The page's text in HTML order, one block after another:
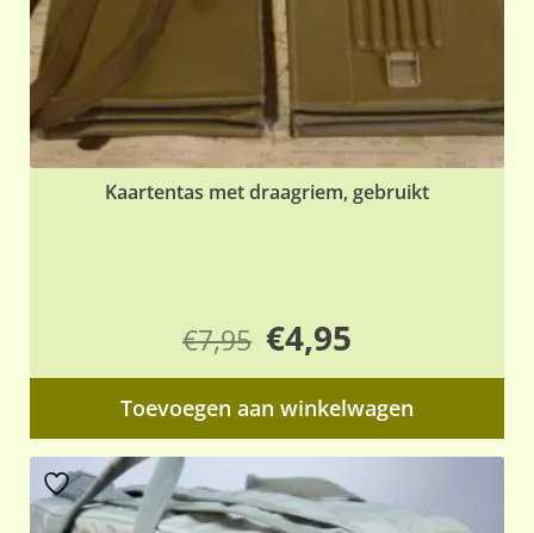
Kaartentas met draagriem, gebruikt
€7,95 Oorspronkelijke
prijs
was:
€7,95.
€4,95Huidige
prijs
is:
€4,95.
Toevoegen aan winkelwagen